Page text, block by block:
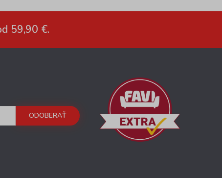
59,90 €.
ODOBERAŤ